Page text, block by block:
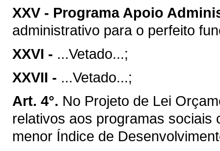
XXV - Programa Apoio
administrativo para o perfeito
XXVI - ...Vetado...;
XXVII - ...Vetado...;
Art. 4°. No Projeto de Lei
relativos aos programas
menor Índice de